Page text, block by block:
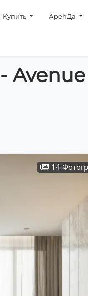
Купить АpehДa
14